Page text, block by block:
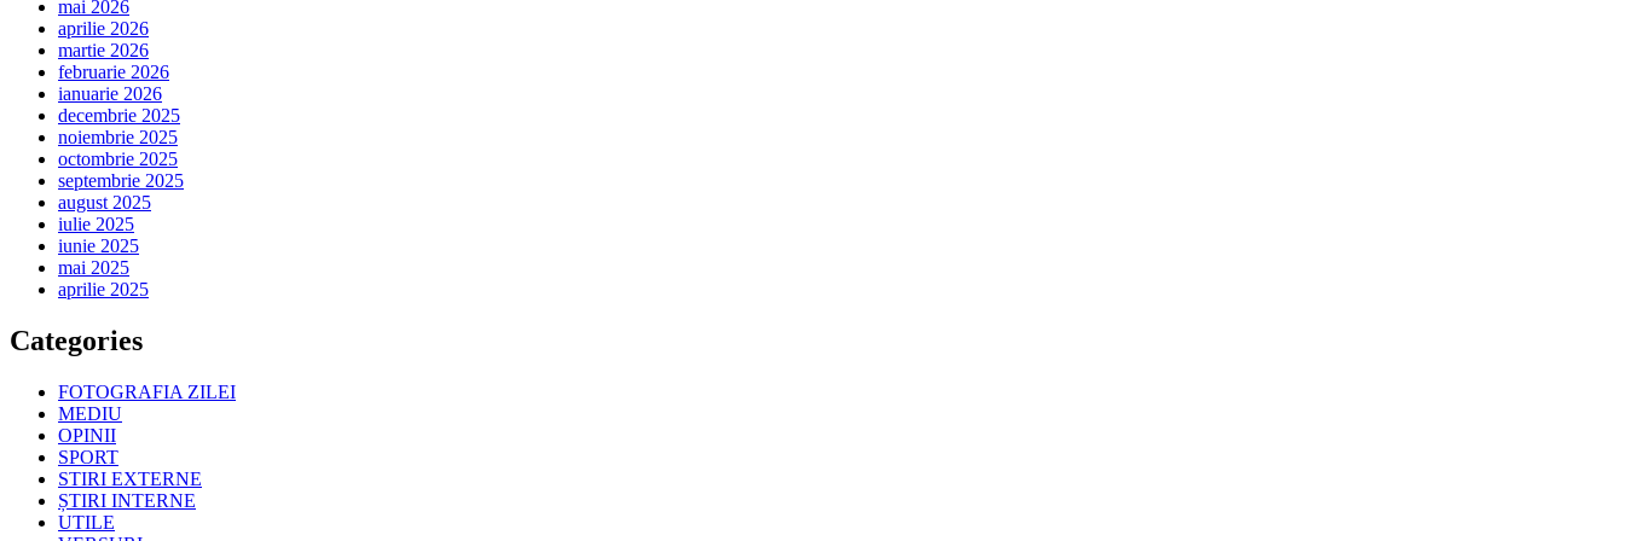
mai 2026
aprilie 2026
martie 2026
februarie 2026
ianuarie 2026
decembrie 2025
noiembrie 2025
octombrie 2025
septembrie 2025
august 2025
iulie 2025
iunie 2025
mai 2025
aprilie 2025
Categories
FOTOGRAFIA ZILEI
MEDIU
OPINII
SPORT
STIRI EXTERNE
ȘTIRI INTERNE
UTILE